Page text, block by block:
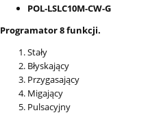
POL-LSLC10M-CW-G
Programator 8 funkcji.
Stały
Błyskający
Przygasający
Migający
Pulsacyjny